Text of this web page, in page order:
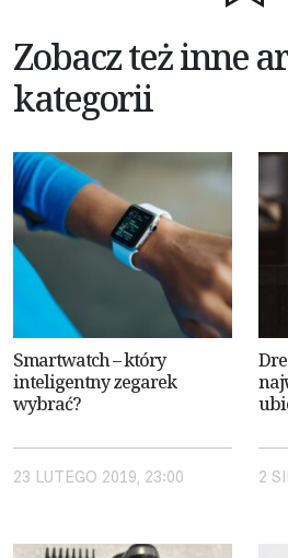
Zobacz też inne
kategorii
Smartwatch – który
inteligentny zegarek
wybrać?
23 LUTEGO 2019, 23:00 2